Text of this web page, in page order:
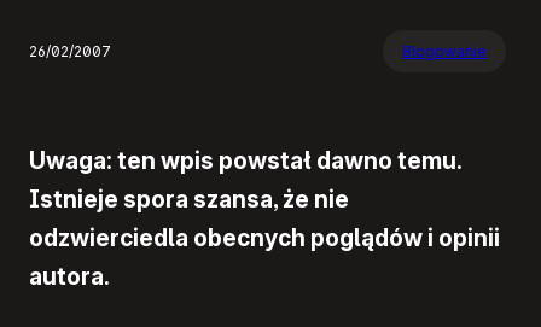
26/02/2007 Blogowanie
Uwaga: ten wpis powstał dawno temu.
Istnieje spora szansa, że nie
odzwierciedla obecnych poglądów i opinii
autora.